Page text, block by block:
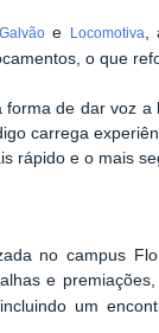
e Locomotiva,
o que
de dar voz
carrega
rápido e o mais
no campus
e
um